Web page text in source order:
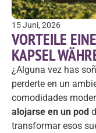
15 Juni, 2026
VORTEILE
KAPSEL
¿Alguna vez has
perderte en un
comodidades
alojarse en un pod
transformar esos